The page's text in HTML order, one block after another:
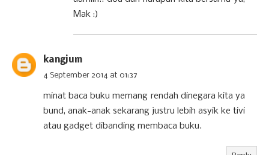
Mak :)
kangjum
4 September 2014 at 01:37
minat baca buku memang rendah dinegara kita ya
bund, anak-anak sekarang justru lebih asyik ke tivi
atau gadget dibanding membaca buku.